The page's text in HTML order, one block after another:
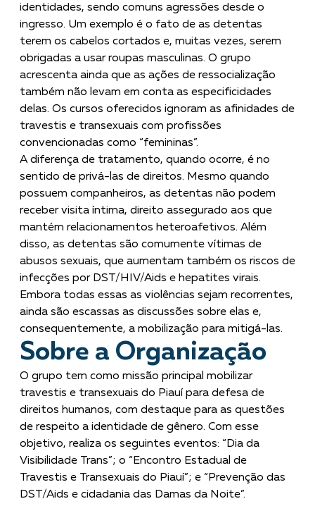
identidades, sendo comuns agressões desde o
ingresso. Um exemplo é o fato de as detentas
terem os cabelos cortados e, muitas vezes, serem
obrigadas a usar roupas masculinas. O grupo
acrescenta ainda que as ações de ressocialização
também não levam em conta as especificidades
delas. Os cursos oferecidos ignoram as afinidades de
travestis e transexuais com profissões
convencionadas como “femininas”.
A diferença de tratamento, quando ocorre, é no
sentido de privá-las de direitos. Mesmo quando
possuem companheiros, as detentas não podem
receber visita íntima, direito assegurado aos que
mantém relacionamentos heteroafetivos. Além
disso, as detentas são comumente vítimas de
abusos sexuais, que aumentam também os riscos de
infecções por DST/HIV/Aids e hepatites virais.
Embora todas essas as violências sejam recorrentes,
ainda são escassas as discussões sobre elas e,
consequentemente, a mobilização para mitigá-las.
Sobre a Organização
O grupo tem como missão principal mobilizar
travestis e transexuais do Piauí para defesa de
direitos humanos, com destaque para as questões
de respeito a identidade de gênero. Com esse
objetivo, realiza os seguintes eventos: “Dia da
Visibilidade Trans”; o “Encontro Estadual de
Travestis e Transexuais do Piauí”; e “Prevenção das
DST/Aids e cidadania das Damas da Noite”.